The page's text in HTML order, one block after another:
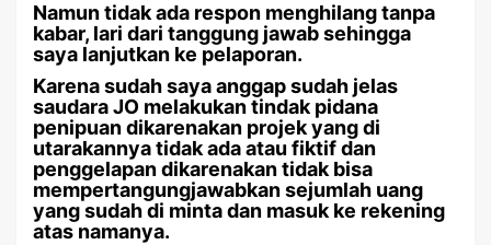
Namun tidak ada respon menghilang tanpa
kabar, lari dari tanggung jawab sehingga
saya lanjutkan ke pelaporan.
Karena sudah saya anggap sudah jelas
saudara JO melakukan tindak pidana
penipuan dikarenakan projek yang di
utarakannya tidak ada atau fiktif dan
penggelapan dikarenakan tidak bisa
mempertangungjawabkan sejumlah uang
yang sudah di minta dan masuk ke rekening
atas namanya.